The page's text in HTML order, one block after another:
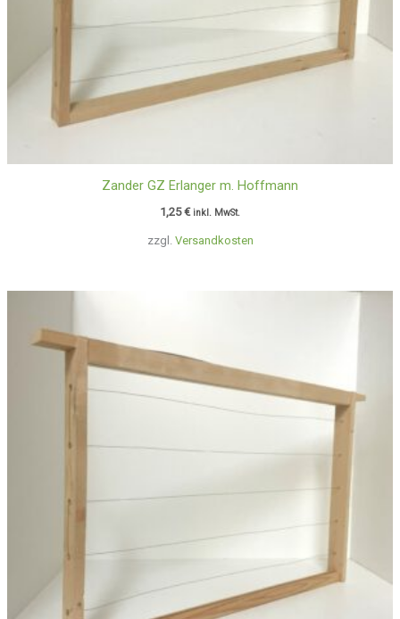
zzgl. Versandkosten
Zander GZ Erlanger m. Hoffmann
1,25€ inkl. MwSt.